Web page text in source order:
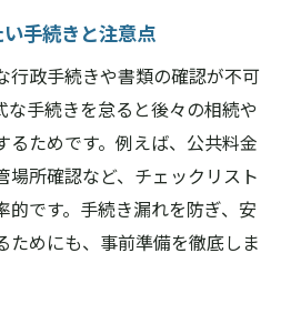
の遺品整理業者を調べる手順
した遺品整理業者の見極め
敗しない遺品整理のコツ
るSNSや地域掲示板の活用
手続きと注意点
行政手続きや書類の確認が不可
な手続きを怠ると後々の相続や
るためです。例えば、公共料金
場所確認など、チェックリスト
的です。手続き漏れを防ぎ、安
ためにも、事前準備を徹底しま